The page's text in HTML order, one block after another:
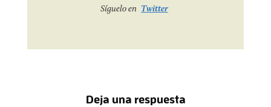
Síguelo en Twitter
Deja una respuesta